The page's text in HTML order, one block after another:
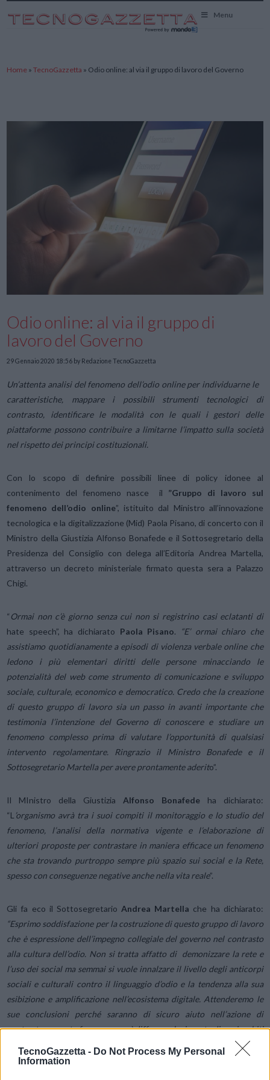
TecnoGazzetta - Do Not Process My Personal
Information
Menu
Home »TecnoGazzetta » Odio online: al via il gruppo di lavoro del Governo
Odio online: al via il gruppo di
lavoro del Governo
29 Gennaio 2020 18:56 by Redazione TecnoGazzetta
Un’attenta analisi del fenomeno dell’odio online per individuarne le
caratteristiche, mappare i possibili strumenti tecnologici di
contrasto, identificare le modalità con le quali i gestori delle
piattaforme possono contribuire a limitarne l’impatto sulla società
nel rispetto dei principi costituzionali.
Con lo scopo di definire possibili linee di policy idonee al
contenimento del fenomeno nasce il ”Gruppo di lavoro sul
fenomeno dell’odio online”, istituito dal Ministro all’innovazione
tecnologica e la digitalizzazione (Mid) Paola Pisano, di concerto con il
Ministro della Giustizia Alfonso Bonafede e il Sottosegretario della
Presidenza del Consiglio con delega all’Editoria Andrea Martella,
attraverso un decreto ministeriale firmato questa sera a Palazzo
Chigi.
“ Ormai non c’è giorno senza cui non si registrino casi eclatanti di
hate speech”, ha dichiarato Paola Pisano. “E’ ormai chiaro che
assistiamo quotidianamente a episodi di violenza verbale online che
ledono i più elementari diritti delle persone minacciando le
potenzialità del web come strumento di comunicazione e sviluppo
sociale, culturale, economico e democratico. Credo che la creazione
di questo gruppo di lavoro sia un passo in avanti importante che
testimonia l’intenzione del Governo di conoscere e studiare un
fenomeno complesso prima di valutare l’opportunità di qualsiasi
intervento regolamentare. Ringrazio il Ministro Bonafede e il
Sottosegretario Martella per avere prontamente aderito”.
Il MInistro della Giustizia Alfonso Bonafedeha dichiarato:
“L ’organismo avrà tra i suoi compiti il monitoraggio e lo studio del
fenomeno, l’analisi della normativa vigente e l’elaborazione di
ulteriori proposte per contrastare in maniera efficace un fenomeno
che sta trovando purtroppo sempre più spazio sui social e la Rete,
spesso con conseguenze negative anche nella vita reale”.
Gli fa eco il Sottosegretario Andrea Martella che ha dichiarato:
“Esprimo soddisfazione per la costruzione di questo gruppo di lavoro
che è espressione dell’impegno collegiale del governo nel contrasto
alla cultura dell’odio. Non si tratta affatto di demonizzare la rete e
l’uso dei social ma semmai si vuole innalzare il livello degli anticorpi
sociali e culturali contro il linguaggio d’odio e la tendenza alla sua
esibizione e amplificazione nell’ecosistema digitale. Attenderemo le
sue conclusioni perché saranno di sicuro aiuto nell’azione di
contrasto a questo fenomeno così diffuso e che investe diversi ambiti